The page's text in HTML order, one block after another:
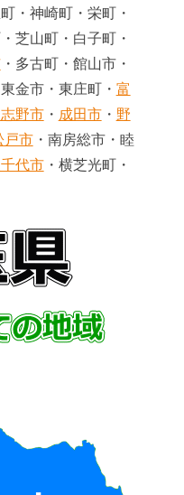
・神崎町・栄町・
芝山町・白子町・
・多古町・館山市・
金市・東庄町・ 富
野市・ 成田市・ 野
戸市・南房総市・睦
代市・横芝光町・